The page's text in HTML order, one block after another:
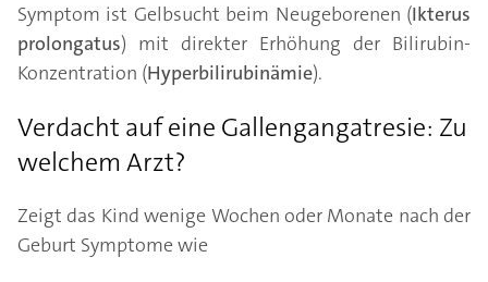
Symptom ist Gelbsucht beim Neugeborenen (Ikterus
prolongatus) mit direkter Erhöhung der Bilirubin-
Konzentration (Hyperbilirubinämie).
Verdacht auf eine Gallengangatresie: Zu
welchem Arzt?
Zeigt das Kind wenige Wochen oder Monate nach der
Geburt Symptome wie